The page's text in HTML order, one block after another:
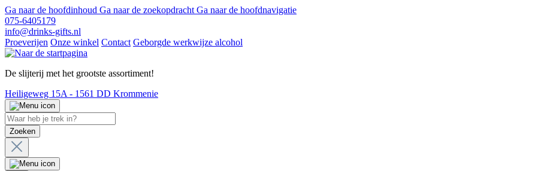
Ga naar de hoofdinhoud Ga naar de zoekopdracht Ga naar de hoofdnavigatie
075-6405179
info@drinks-gifts.nl
Proeverijen Onze winkel Contact Geborgde werkwijze alcohol
De slijterij met het grootste assortiment!
Heiligeweg 15A - 1561 DD Krommenie
Zoeken